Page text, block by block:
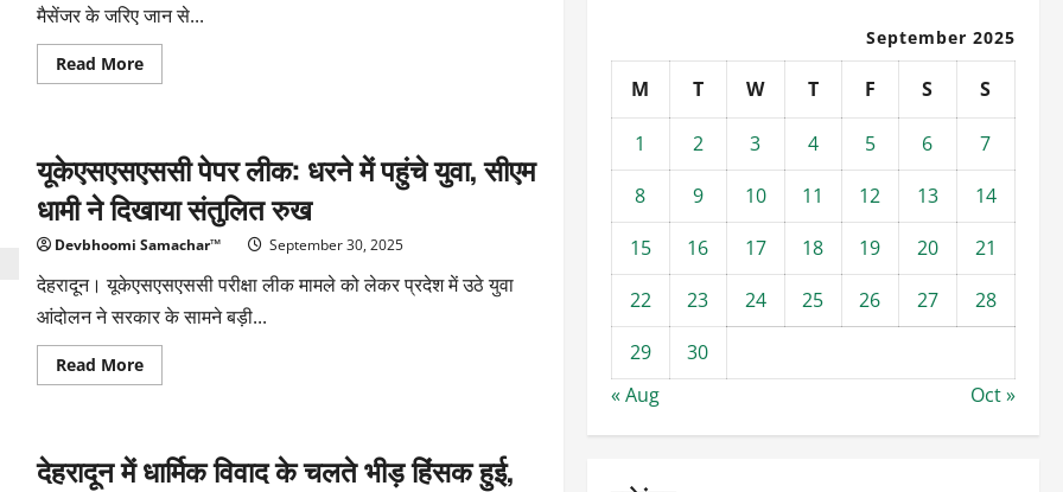
मैसेंजर के जरिए जान से...
Read MoreRead
more
फेसबुक
धमकी
में
लुधियाना
से
को
गिरफ्तार,
मंत्री
जयंत
राज
की
सुरक्षा
यूकेएसएसएससी पेपर लीक: धरने में पहुंचे युवा, सीएम
धामी ने दिखाया संतुलित रुख
Devbhoomi Samachar™ September 30, 2025
देहरादून। यूकेएसएसएससी परीक्षा लीक मामले को लेकर प्रदेश में उठे युवा
आंदोलन ने सरकार के सामने बड़ी...
Read MoreRead
more
धरने
में
देहरादून में धार्मिक विवाद के चलते भीड़ हिंसक हुई,
September 2025
M T W T F S S
1 2 3 4 5 6
7
8
9 10 11 12 13
14
15
16 17 18 19 20
21
22
23 24 25 26 27
28
29
30
« Aug
Oct »